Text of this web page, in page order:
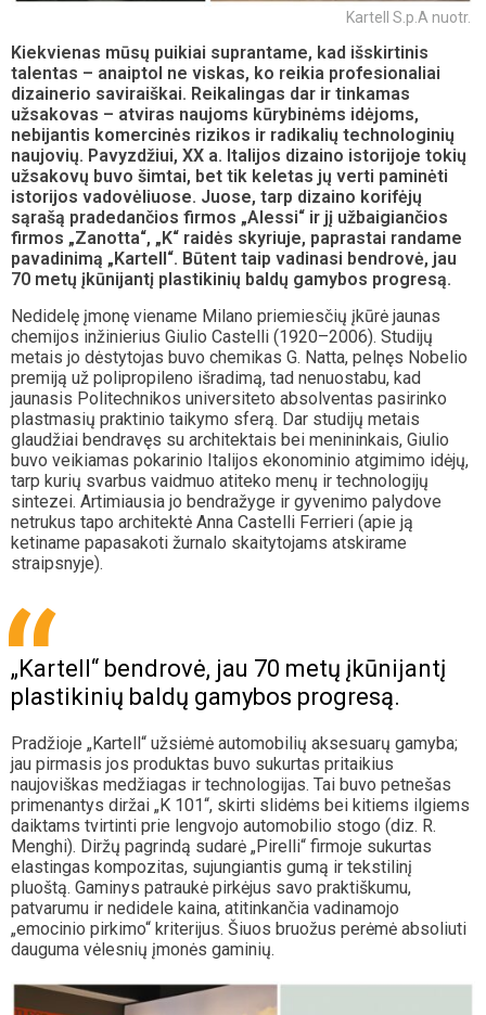
Kartell S.p.A nuotr.
Kiekvienas mūsų puikiai suprantame, kad išskirtinis
talentas – anaiptol ne viskas, ko reikia profesionaliai
dizainerio saviraiškai. Reikalingas dar ir tinkamas
užsakovas – atviras naujoms kūrybinėms idėjoms,
nebijantis komercinės rizikos ir radikalių technologinių
naujovių. Pavyzdžiui, XX a. Italijos dizaino istorijoje tokių
užsakovų buvo šimtai, bet tik keletas jų verti paminėti
istorijos vadovėliuose. Juose, tarp dizaino korifėjų
sąrašą pradedančios firmos „Alessi“ ir jį užbaigiančios
firmos „Zanotta“, „K“ raidės skyriuje, paprastai randame
pavadinimą „Kartell“. Būtent taip vadinasi bendrovė, jau
70 metų įkūnijantį plastikinių baldų gamybos progresą.
Nedidelę įmonę viename Milano priemiesčių įkūrė jaunas
chemijos inžinierius Giulio Castelli (1920–2006). Studijų
metais jo dėstytojas buvo chemikas G. Natta, pelnęs Nobelio
premiją už polipropileno išradimą, tad nenuostabu, kad
jaunasis Politechnikos universiteto absolventas pasirinko
plastmasių praktinio taikymo sferą. Dar studijų metais
glaudžiai bendravęs su architektais bei menininkais, Giulio
buvo veikiamas pokarinio Italijos ekonominio atgimimo idėjų,
tarp kurių svarbus vaidmuo atiteko menų ir technologijų
sintezei. Artimiausia jo bendražyge ir gyvenimo palydove
netrukus tapo architektė Anna Castelli Ferrieri (apie ją
ketiname papasakoti žurnalo skaitytojams atskirame
straipsnyje).
„Kartell“ bendrovė, jau 70 metų įkūnijantį
plastikinių baldų gamybos progresą.
Pradžioje „Kartell“ užsiėmė automobilių aksesuarų gamyba;
jau pirmasis jos produktas buvo sukurtas pritaikius
naujoviškas medžiagas ir technologijas. Tai buvo petnešas
primenantys diržai „K 101“, skirti slidėms bei kitiems ilgiems
daiktams tvirtinti prie lengvojo automobilio stogo (diz. R.
Menghi). Diržų pagrindą sudarė „Pirelli“ firmoje sukurtas
elastingas kompozitas, sujungiantis gumą ir tekstilinį
pluoštą. Gaminys patraukė pirkėjus savo praktiškumu,
patvarumu ir nedidele kaina, atitinkančia vadinamojo
„emocinio pirkimo“ kriterijus. Šiuos bruožus perėmė absoliuti
dauguma vėlesnių įmonės gaminių.